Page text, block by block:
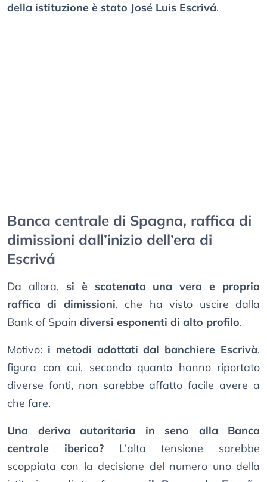
della istituzione è stato José Luis Escrivá.
Banca centrale di Spagna, raffica di
dimissioni dall’inizio dell’era di
Escrivá
Da allora, si è scatenata una vera e propria
raffica di dimissioni, che ha visto uscire dalla
Bank of Spain diversi esponenti di alto profilo.
Motivo: i metodi adottati dal banchiere Escrivà,
figura con cui, secondo quanto hanno riportato
diverse fonti, non sarebbe affatto facile avere a
che fare.
Una deriva autoritaria in seno alla Banca
centrale iberica? L’alta tensione sarebbe
scoppiata con la decisione del numero uno della